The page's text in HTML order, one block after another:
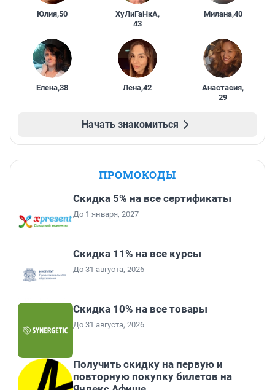
Юлия,50 ХуЛиГаНкА,
43
Милана,40
Елена,38 Лена,42 Анастасия,
29
Начать знакомиться
ПРОМОКОДЫ
Скидка 5% на все сертификаты
До 1 января, 2027
Скидка 11% на все курсы
До 31 августа, 2026
Скидка 10% на все товары
До 31 августа, 2026
Получить скидку на первую и
повторную покупку билетов на